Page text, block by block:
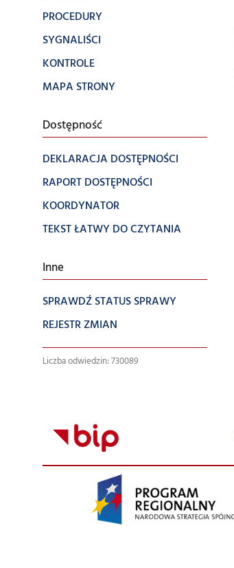
PROCEDURY
SYGNALIŚCI
KONTROLE
MAPA STRONY
Dostępność
DEKLARACJA DOSTĘPNOŚCI
RAPORT DOSTĘPNOŚCI
KOORDYNATOR
TEKST ŁATWY DO CZYTANIA
Inne
SPRAWDŹ STATUS SPRAWY
REJESTR ZMIAN
Liczba odwiedzin: 730089